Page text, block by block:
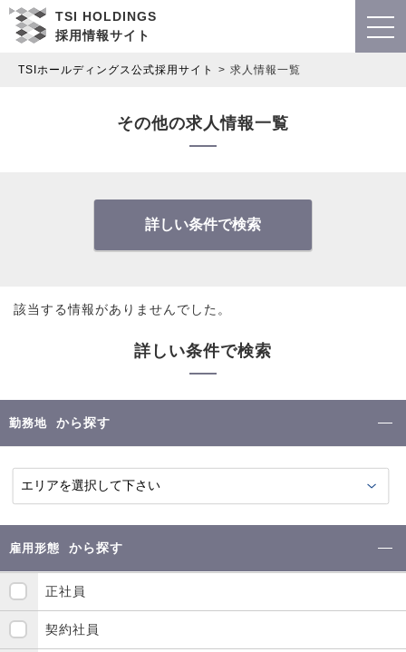
TSI HOLDINGS
採用情報サイト
TSIホールディングス公式採用サイト 求人情報一覧
その他の求人情報一覧
詳しい条件で検索
該当する情報がありませんでした。
詳しい条件で検索
勤務地 から探す
雇用形態 から探す
正社員
契約社員